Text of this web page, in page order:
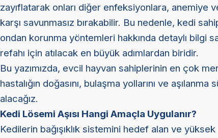
zayıflatarak onları diğer enfeksiyonlara, anemiye
karşı savunmasız bırakabilir. Bu nedenle, kedi
ondan korunma yöntemleri hakkında detaylı bilgi
refahı için atılacak en büyük adımlardan biridir.
Bu yazımızda, evcil hayvan sahiplerinin en çok
hastalığın doğasını, bulaşma yollarını ve
alacağız.
Kedi Lösemi Aşısı Hangi Amaçla Uygulanır?
Kedilerin bağışıklık sistemini hedef alan ve yüksek